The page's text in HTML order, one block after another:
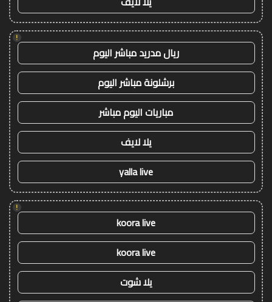
!
ريال مدريد مباشر اليوم
برشلونة مباشر اليوم
مباريات اليوم مباشر
يلا لايف
yalla live
!
koora live
koora live
يلا شوت